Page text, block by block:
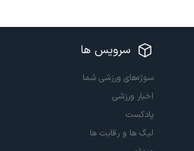
سرویس ها
سوژه‌های ورزشی شما
اخبار ورزشی
پادکست
لیگ ها و رقابت ها